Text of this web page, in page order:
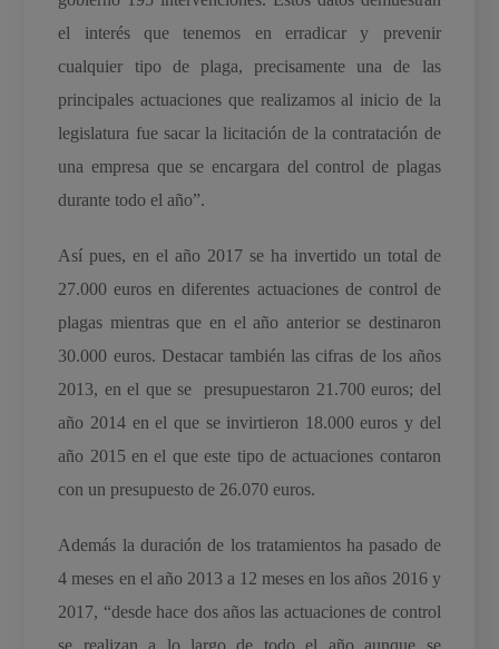
el interés que tenemos en erradicar y prevenir
cualquier tipo de plaga, precisamente una de las
principales actuaciones que realizamos al inicio de la
legislatura fue sacar la licitación de la contratación de
una empresa que se encargara del control de plagas
durante todo el año”.
Así pues, en el año 2017 se ha invertido un total de
27.000 euros en diferentes actuaciones de control de
plagas mientras que en el año anterior se destinaron
30.000 euros. Destacar también las cifras de los años
2013, en el que se presupuestaron 21.700 euros; del
año 2014 en el que se invirtieron 18.000 euros y del
año 2015 en el que este tipo de actuaciones contaron
con un presupuesto de 26.070 euros.
Además la duración de los tratamientos ha pasado de
4 meses en el año 2013 a 12 meses en los años 2016 y
2017, “desde hace dos años las actuaciones de control